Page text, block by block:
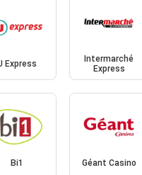
Express
Intermarché
Express
Bi1 Géant Casino